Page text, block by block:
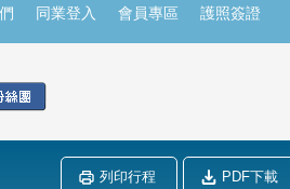
同業登入 會員專區 護照簽證
列印行程 PDF下載